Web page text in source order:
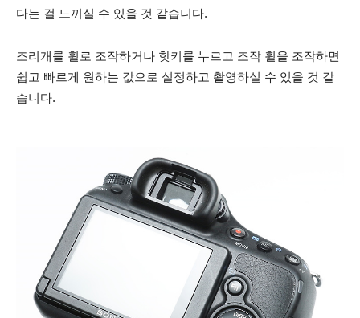
다는 걸 느끼실 수 있을 것 같습니다.
조리개를 휠로 조작하거나 핫키를 누르고 조작 휠을 조작하면
쉽고 빠르게 원하는 값으로 설정하고 촬영하실 수 있을 것 같
습니다.